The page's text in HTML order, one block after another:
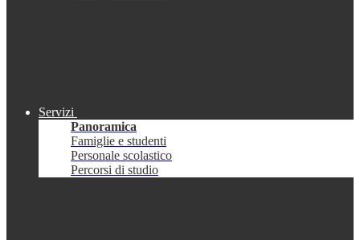
Servizi
Panoramica
Famiglie e studenti
Personale scolastico
Percorsi di studio